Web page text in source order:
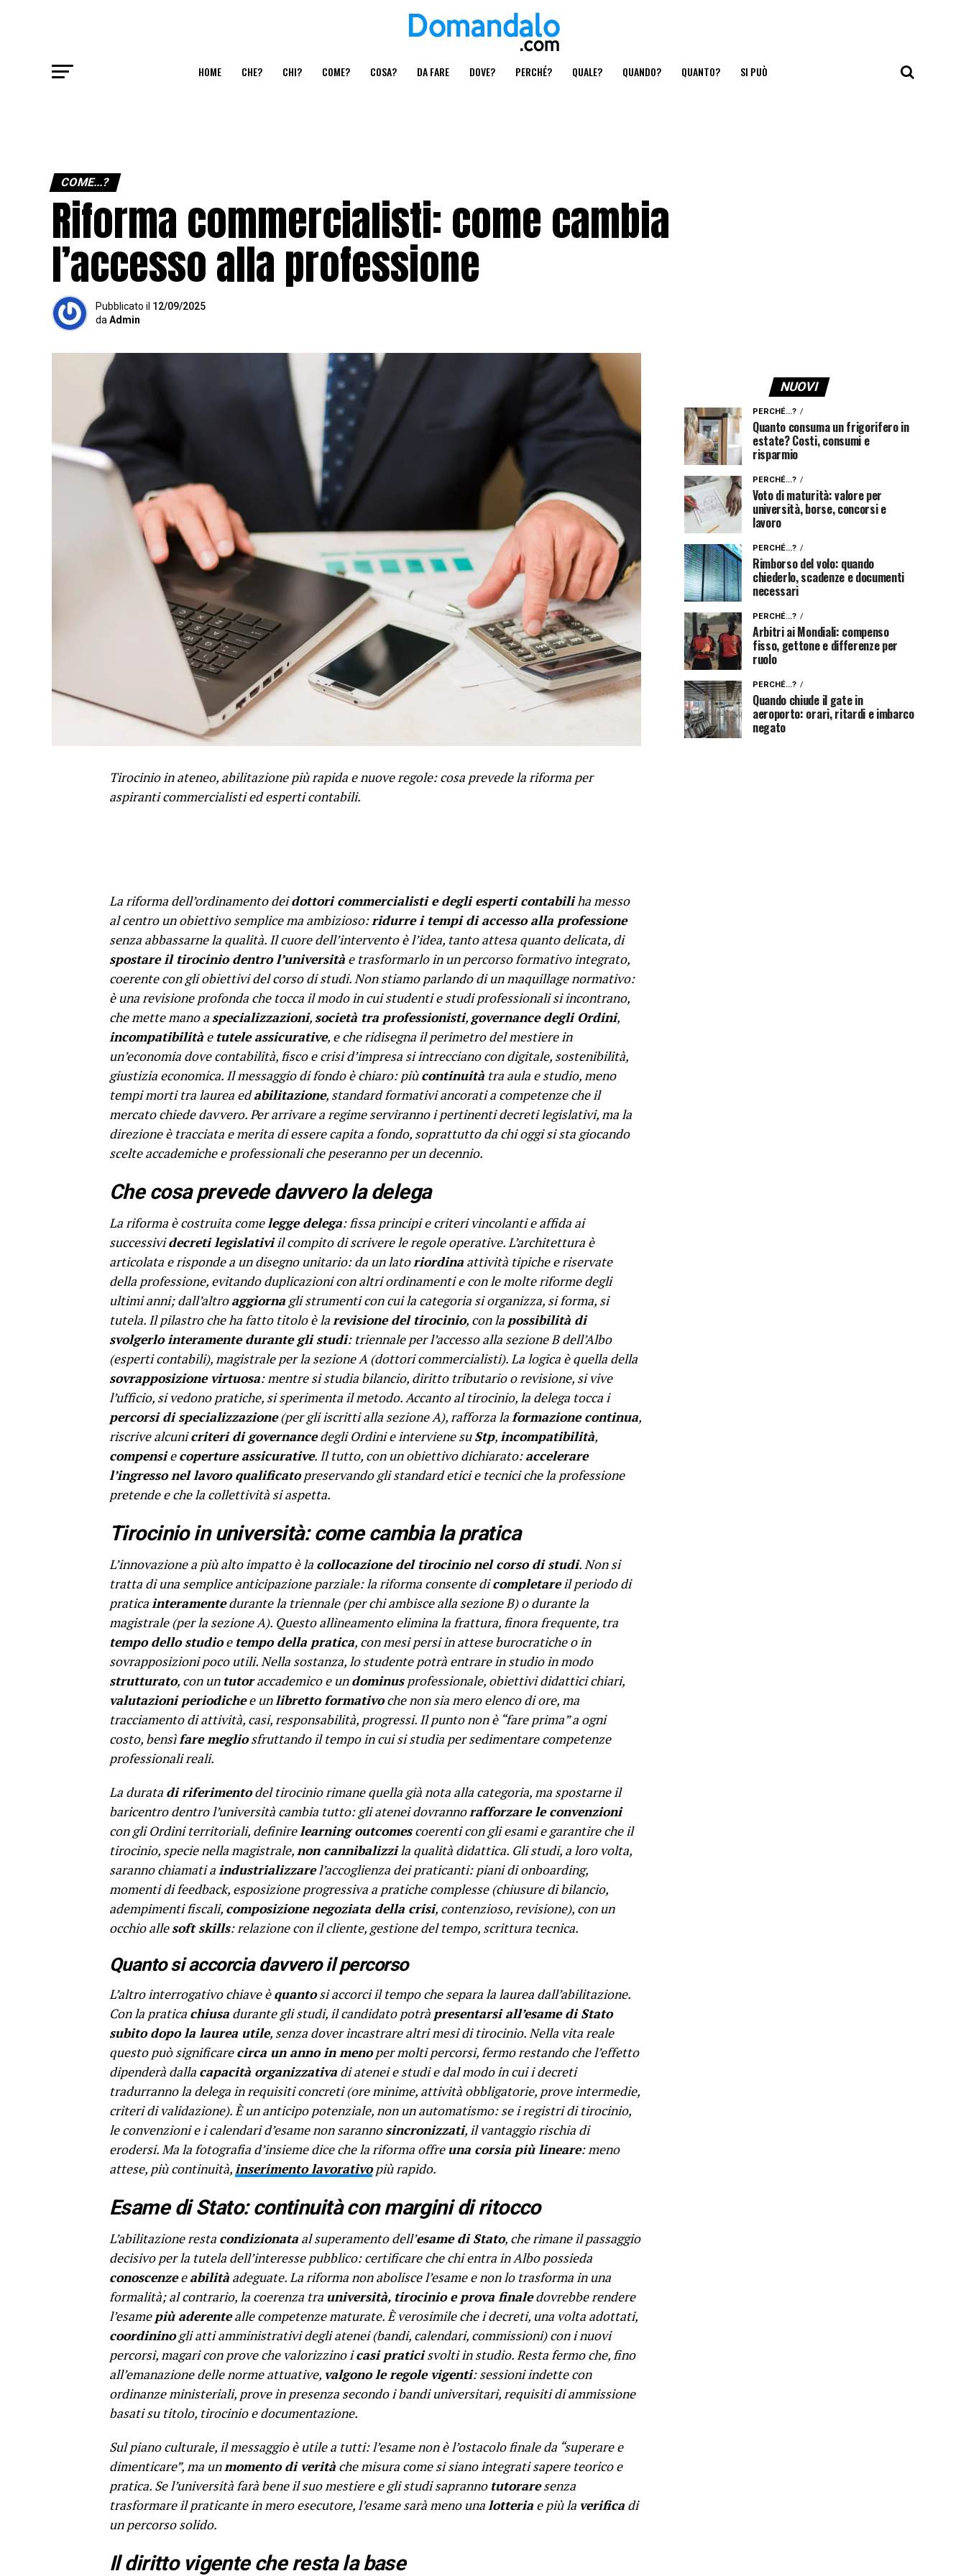
HOME CHE? CHI? COME? COSA? DA FARE DOVE? PERCHÉ? QUALE? QUANDO? QUANTO? SI PUÒ
COME...?
Riforma commercialisti: come cambia
l’accesso alla professione
Pubblicato il 12/09/2025
da Admin
Tirocinio in ateneo, abilitazione più rapida e nuove regole: cosa prevede la riforma per
aspiranti commercialisti ed esperti contabili.
La riforma dell’ordinamento deidottori commercialisti e degli esperti contabiliha messo
al centro un obiettivo semplice ma ambizioso:ridurre i tempi di accesso alla professione
senza abbassarne la qualità. Il cuore dell’intervento è l’idea, tanto attesa quanto delicata, di
spostare il tirocinio dentro l’università e trasformarlo in un percorso formativo integrato,
coerente con gli obiettivi del corso di studi. Non stiamo parlando di un maquillage normativo:
è una revisione profonda che tocca il modo in cui studenti e studi professionali si incontrano,
che mette mano aspecializzazioni,società tra professionisti, governance degli Ordini,
incompatibilità e tutele assicurative, e che ridisegna il perimetro del mestiere in
un’economia dove contabilità, fisco e crisi d’impresa si intrecciano con digitale, sostenibilità,
giustizia economica. Il messaggio di fondo è chiaro: piùcontinuità tra aula e studio, meno
tempi morti tra laurea edabilitazione, standard formativi ancorati a competenze che il
mercato chiede davvero. Per arrivare a regime serviranno i pertinenti decreti legislativi, ma la
direzione è tracciata e merita di essere capita a fondo, soprattutto da chi oggi si sta giocando
scelte accademiche e professionali che peseranno per un decennio.
Che cosa prevede davvero la delega
La riforma è costruita comelegge delega: fissa principi e criteri vincolanti e affida ai
successividecreti legislativiil compito di scrivere le regole operative. L’architettura è
articolata e risponde a un disegno unitario: da un latoriordina attività tipiche e riservate
della professione, evitando duplicazioni con altri ordinamenti e con le molte riforme degli
ultimi anni; dall’altroaggiorna gli strumenti con cui la categoria si organizza, si forma, si
tutela. Il pilastro che ha fatto titolo è larevisione del tirocinio, con la possibilità di
svolgerlo interamente durante gli studi: triennale per l’accesso alla sezione B dell’Albo
(esperti contabili), magistrale per la sezione A (dottori commercialisti). La logica è quella della
sovrapposizione virtuosa: mentre si studia bilancio, diritto tributario o revisione, si vive
l’ufficio, si vedono pratiche, si sperimenta il metodo. Accanto al tirocinio, la delega tocca i
percorsi di specializzazione(per gli iscritti alla sezione A), rafforza laformazione continua,
riscrive alcunicriteri di governancedegli Ordini e interviene suStp,incompatibilità,
compensiecoperture assicurative. Il tutto, con un obiettivo dichiarato:accelerare
l’ingresso nel lavoro qualificatopreservando gli standard etici e tecnici che la professione
pretende e che la collettività si aspetta.
Tirocinio in università: come cambia la pratica
L’innovazione a più alto impatto è la collocazione del tirocinio nel corso di studi. Non si
tratta di una semplice anticipazione parziale: la riforma consente dicompletareil periodo di
praticainteramentedurante la triennale (per chi ambisce alla sezione B) o durante la
magistrale (per la sezione A). Questo allineamento elimina la frattura, finora frequente, tra
tempo dello studioe tempo della pratica, con mesi persi in attese burocratiche o in
sovrapposizioni poco utili. Nella sostanza, lo studente potrà entrare in studio in modo
strutturato, con un tutoraccademico e undominusprofessionale, obiettivi didattici chiari,
valutazioni periodichee unlibretto formativoche non sia mero elenco di ore, ma
tracciamento di attività, casi, responsabilità, progressi. Il punto non è “fare prima” a ogni
costo, bensìfare megliosfruttando il tempo in cui si studia per sedimentare competenze
professionali reali.
La durata di riferimentodel tirocinio rimane quella già nota alla categoria, ma spostarne il
baricentro dentro l’università cambia tutto: gli atenei dovrannorafforzare le convenzioni
con gli Ordini territoriali, definirelearning outcomescoerenti con gli esami e garantire che il
tirocinio, specie nella magistrale,non cannibalizzila qualità didattica. Gli studi, a loro volta,
saranno chiamati aindustrializzarel’accoglienza dei praticanti: piani di onboarding,
momenti di feedback, esposizione progressiva a pratiche complesse (chiusure di bilancio,
adempimenti fiscali, composizione negoziata della crisi, contenzioso, revisione), con un
occhio allesoft skills: relazione con il cliente, gestione del tempo, scrittura tecnica.
Quanto si accorcia davvero il percorso
L’altro interrogativo chiave èquantosi accorci il tempo che separa la laurea dall’abilitazione.
Con la pratica chiusa durante gli studi, il candidato potrà presentarsi all’esame di Stato
subito dopo la laurea utile, senza dover incastrare altri mesi di tirocinio. Nella vita reale
questo può significarecirca un anno in menoper molti percorsi, fermo restando che l’effetto
dipenderà dalla capacità organizzativa di atenei e studi e dal modo in cui i decreti
tradurranno la delega in requisiti concreti (ore minime, attività obbligatorie, prove intermedie,
criteri di validazione). È un anticipo potenziale, non un automatismo: se i registri di tirocinio,
le convenzioni e i calendari d’esame non sarannosincronizzati, il vantaggio rischia di
erodersi. Ma la fotografia d’insieme dice che la riforma offreuna corsia più lineare: meno
attese, più continuità,inserimento lavorativopiù rapido.
Esame di Stato: continuità con margini di ritocco
L’abilitazione resta condizionata al superamento dell’esame di Stato, che rimane il passaggio
decisivo per la tutela dell’interesse pubblico: certificare che chi entra in Albo possieda
conoscenzeeabilità adeguate. La riforma non abolisce l’esame e non lo trasforma in una
formalità; al contrario, la coerenza tra università, tirocinio e prova finaledovrebbe rendere
l’esamepiù aderentealle competenze maturate. È verosimile che i decreti, una volta adottati,
coordininogli atti amministrativi degli atenei (bandi, calendari, commissioni) con i nuovi
percorsi, magari con prove che valorizzino icasi praticisvolti in studio. Resta fermo che, fino
all’emanazione delle norme attuative, valgono le regole vigenti: sessioni indette con
ordinanze ministeriali, prove in presenza secondo i bandi universitari, requisiti di ammissione
basati su titolo, tirocinio e documentazione.
Sul piano culturale, il messaggio è utile a tutti: l’esame non è l’ostacolo finale da “superare e
dimenticare”, ma unmomento di verità che misura come si siano integrati sapere teorico e
pratica. Se l’università farà bene il suo mestiere e gli studi sapranno tutoraresenza
trasformare il praticante in mero esecutore, l’esame sarà meno unalotteria e più la verifica di
un percorso solido.
Il diritto vigente che resta la base
NUOVI
PERCHÉ...?
Quanto consuma un frigorifero in
estate? Costi, consumi e
risparmio
PERCHÉ...?
Voto di maturità: valore per
università, borse, concorsi e
lavoro
PERCHÉ...?
Rimborso del volo: quando
chiederlo, scadenze e documenti
necessari
PERCHÉ...?
Arbitri ai Mondiali: compenso
fisso, gettone e differenze per
ruolo
PERCHÉ...?
Quando chiude il gate in
aeroporto: orari, ritardi e imbarco
negato